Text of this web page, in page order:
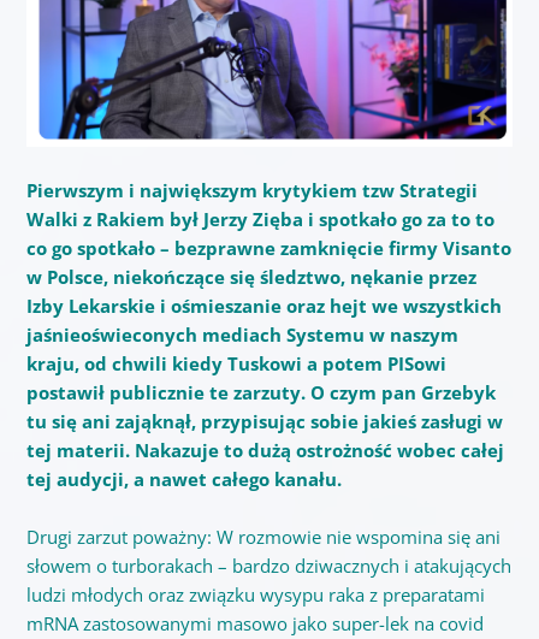
Pierwszym i największym krytykiem tzw Strategii
Walki z Rakiem był Jerzy Zięba i spotkało go za to to
co go spotkało – bezprawne zamknięcie firmy Visanto
w Polsce, niekończące się śledztwo, nękanie przez
Izby Lekarskie i ośmieszanie oraz hejt we wszystkich
jaśnieoświeconych mediach Systemu w naszym
kraju, od chwili kiedy Tuskowi a potem PISowi
postawił publicznie te zarzuty. O czym pan Grzebyk
tu się ani zająknął, przypisując sobie jakieś zasługi w
tej materii. Nakazuje to dużą ostrożność wobec całej
tej audycji, a nawet całego kanału.
Drugi zarzut poważny: W rozmowie nie wspomina się ani
słowem o turborakach – bardzo dziwacznych i atakujących
ludzi młodych oraz związku wysypu raka z preparatami
mRNA zastosowanymi masowo jako super-lek na covid